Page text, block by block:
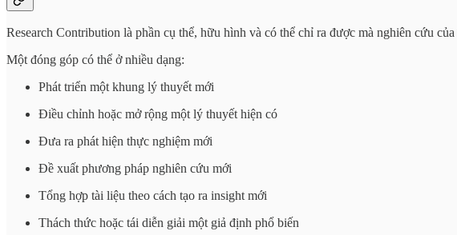
Research Contribution là phần cụ thể, hữu hình và có thể chỉ ra được mà nghiên cứu
Một đóng góp có thể ở nhiều dạng:
Phát triển một khung lý thuyết mới
Điều chỉnh hoặc mở rộng một lý thuyết hiện có
Đưa ra phát hiện thực nghiệm mới
Đề xuất phương pháp nghiên cứu mới
Tổng hợp tài liệu theo cách tạo ra insight mới
Thách thức hoặc tái diễn giải một giả định phổ biến